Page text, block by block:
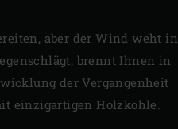
aber der Wind weht in
brennt Ihnen in
der Vergangenheit
einzigartigen Holzkohle.